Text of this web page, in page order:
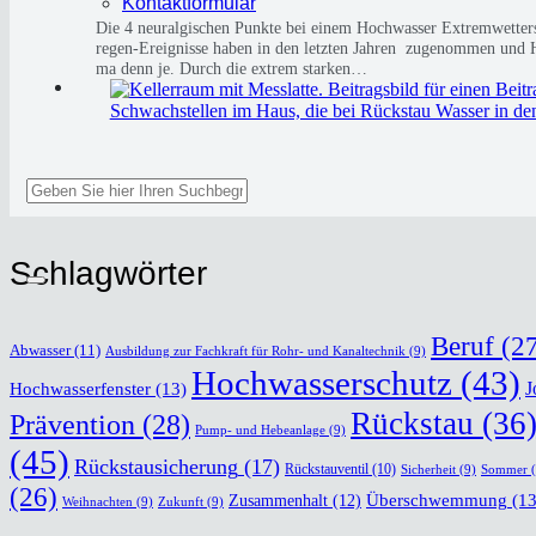
Die 4 neur­al­gi­schen Punk­te bei einem Hoch­was­ser
re­gen-Ereig­nis­se haben in den letz­ten Jah­ren zuge­nom­men
ma denn je. Durch die extrem star­ken…
Schlag­wör­ter
Abwasser(11) Ausbildung zur Fachkraft für Rohr- und Kanaltechnik (9) Beruf
Hochwasserfenster (13) Hochwasserschutz (43)
Prävention (28) Pump- und Hebeanlage (9) Rückstau (36)
(45) Rückstausicherung (17) Rückstauventil (10) Sicherheit (9) Sommer
(26) Weihnachten (9) Zukunft (9) Zusammenhalt (12) Überschwemmung